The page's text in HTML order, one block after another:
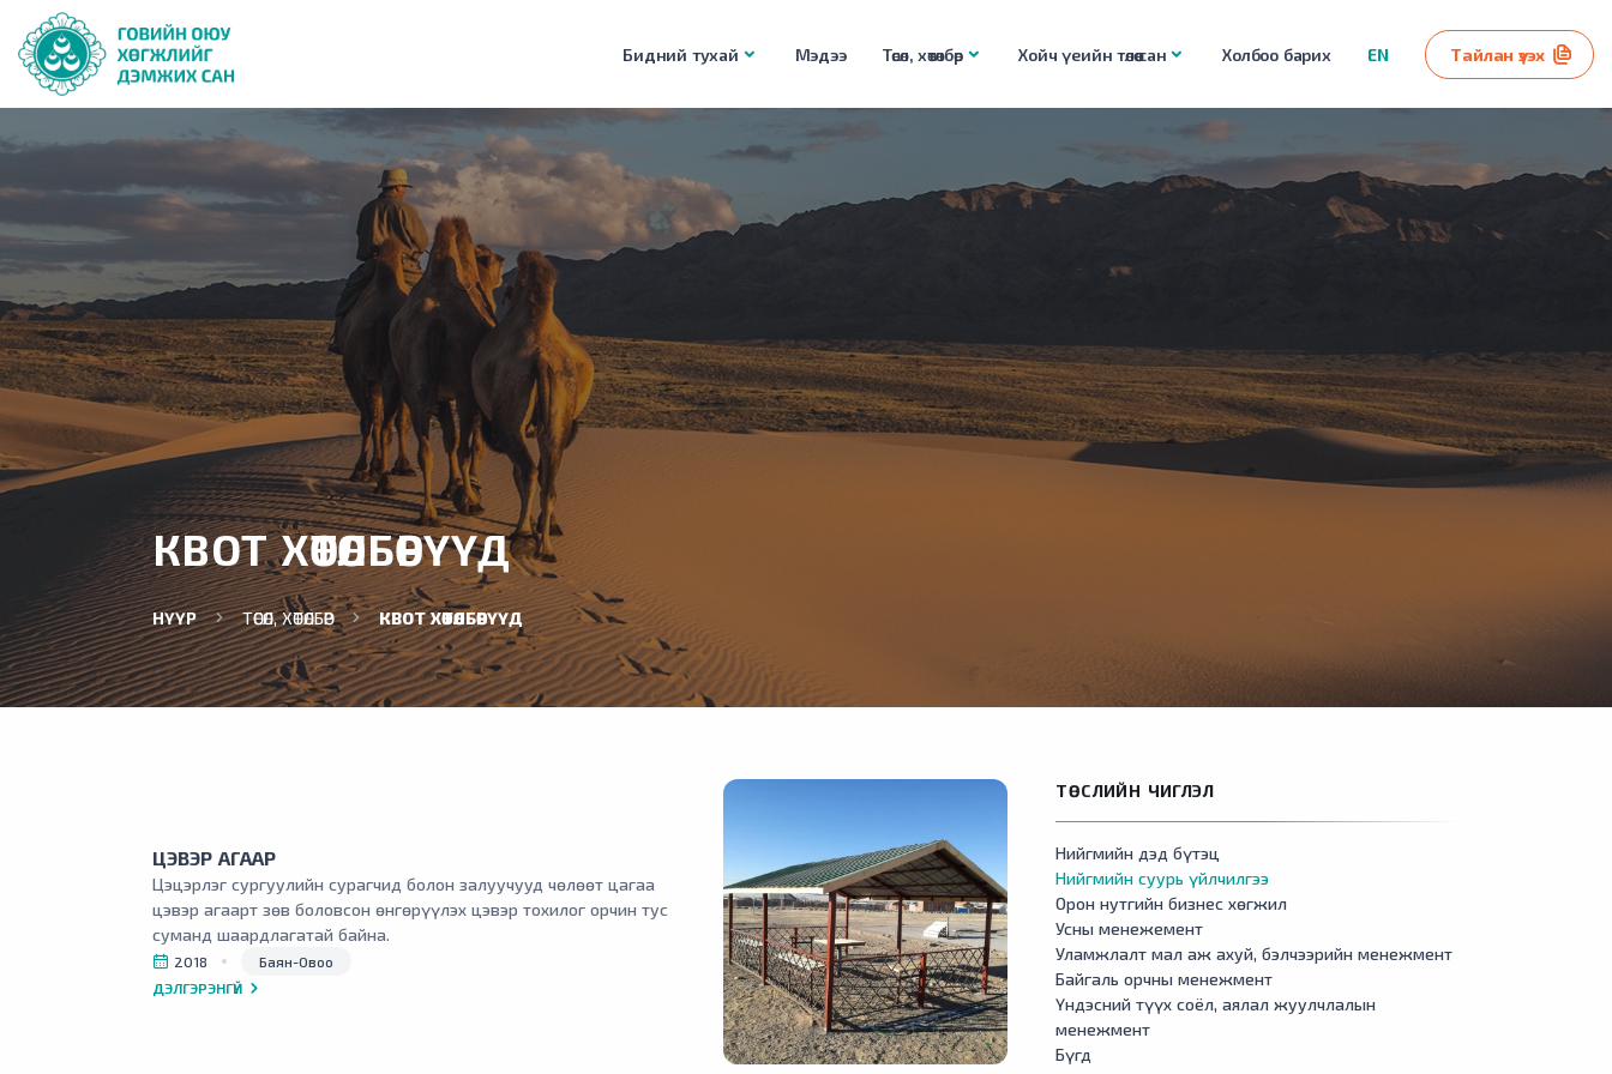
Бидний тухай Мэдээ Төсөл, хөтөлбөр Хойч үеийн төлөө сан Холбоо барих EN Тайлан үзэх
КВОТ ХӨТӨЛБӨРҮҮД
НҮҮР ТӨСӨЛ, ХӨТӨЛБӨР КВОТ ХӨТӨЛБӨРҮҮД
ЦЭВЭР АГААР
Цэцэрлэг сургуулийн сурагчид болон залуучууд чөлөөт цагаа
цэвэр агаарт зөв боловсон өнгөрүүлэх цэвэр тохилог орчин тус
суманд шаардлагатай байна.
2018
Баян-Овоо
ДЭЛГЭРЭНГҮЙ
ТӨСЛИЙН ЧИГЛЭЛ
Нийгмийн дэд бүтэц
Нийгмийн суурь үйлчилгээ
Орон нутгийн бизнес хөгжил
Усны менежемент
Уламжлалт мал аж ахуй, бэлчээрийн менежмент
Байгаль орчны менежмент
Үндэсний түүх соёл, аялал жуулчлалын
менежмент
Бүгд